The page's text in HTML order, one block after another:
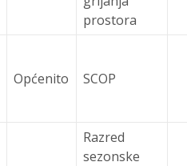
prostora
Općenito SCOP
Razred
sezonske